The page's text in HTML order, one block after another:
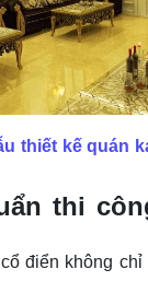
thiết kế quán
thi
điển không